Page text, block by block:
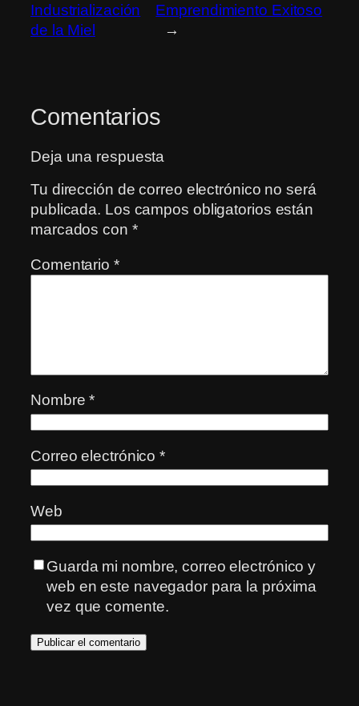
Industrialización
de la Miel
Emprendimiento Exitoso
→
Comentarios
Deja una respuesta
Tu dirección de correo electrónico no será
publicada. Los campos obligatorios están
marcados con *
Comentario *
Nombre*
Correo electrónico*
Web
Guarda mi nombre, correo electrónico y
web en este navegador para la próxima
vez que comente.